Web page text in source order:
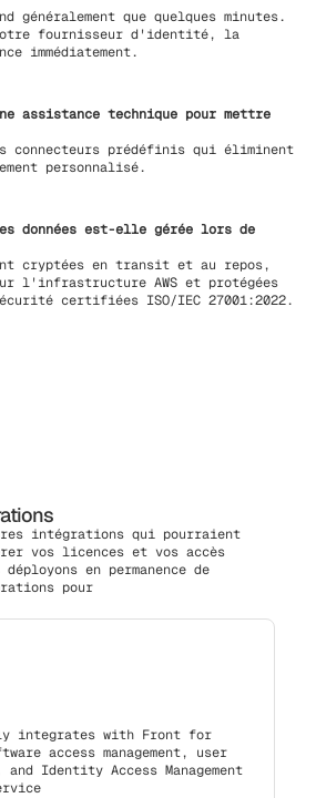
que quelques minutes.
fournisseur d'identité, la
immédiatement.
assistance technique pour mettre
connecteurs prédéfinis qui éliminent
personnalisé.
données est-elle gérée lors de
cryptées en transit et au repos,
l'infrastructure AWS et protégées
certifiées ISO/IEC 27001:2022.
intégrations qui pourraient
vos licences et vos accès
en permanence de
pour
integrates with Front for
access management, user
Identity Access Management